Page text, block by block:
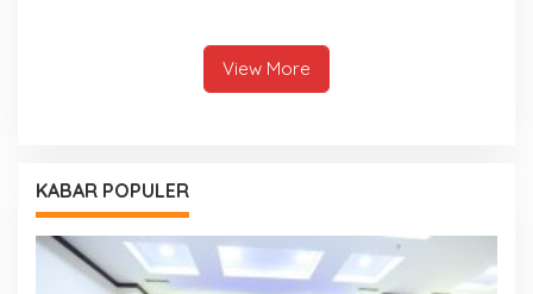
View More
KABAR POPULER